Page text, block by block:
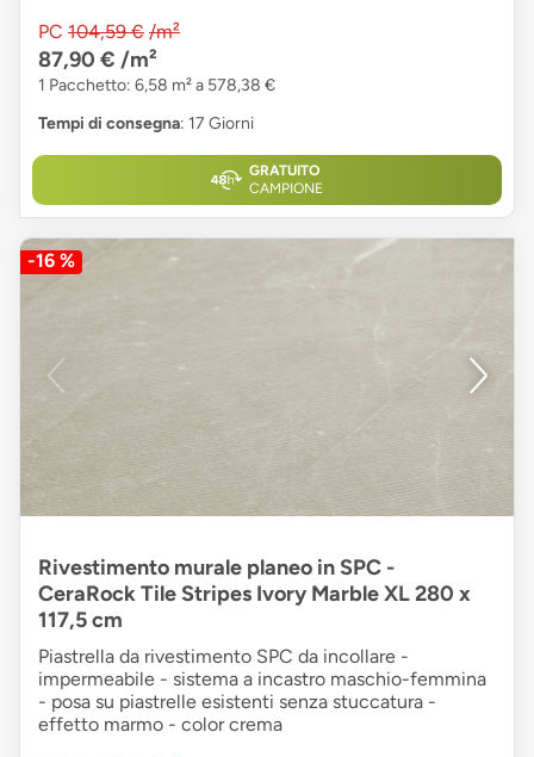
PC 104,59 € /m²
87,90 € /m²
1 Pacchetto: 6,58 m² a 578,38 €
Tempi di consegna: 17 Giorni
GRATUITO
CAMPIONE
-16 %
Rivestimento murale planeo in SPC -
CeraRock Tile Stripes Ivory Marble XL 280 x
117,5 cm
Piastrella da rivestimento SPC da incollare -
impermeabile - sistema a incastro maschio-femmina
- posa su piastrelle esistenti senza stuccatura -
effetto marmo - color crema